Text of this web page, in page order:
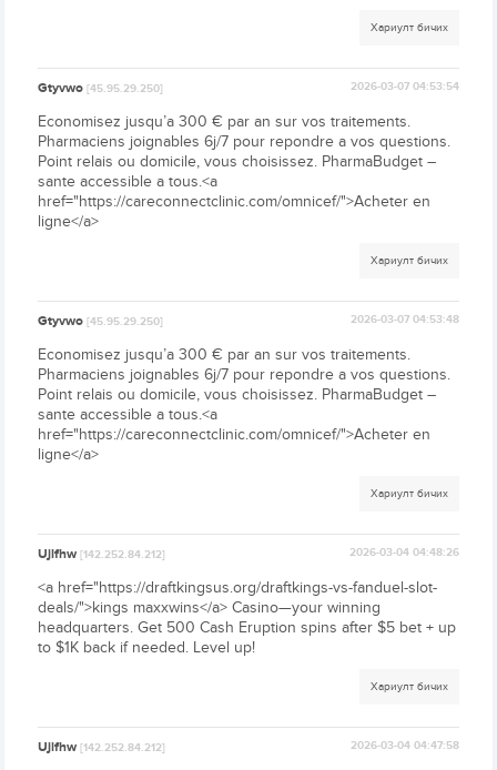
Хариулт бичих
Gtyvwo[45.95.29.250] 2026-03-07 04:53:54
Economisez jusqu’a 300 € par an sur vos traitements.
Pharmaciens joignables 6j/7 pour repondre a vos questions.
Point relais ou domicile, vous choisissez. PharmaBudget –
sante accessible a tous.<a
href="https://careconnectclinic.com/omnicef/">Acheter en
ligne</a>
Хариулт бичих
Gtyvwo[45.95.29.250] 2026-03-07 04:53:48
Economisez jusqu’a 300 € par an sur vos traitements.
Pharmaciens joignables 6j/7 pour repondre a vos questions.
Point relais ou domicile, vous choisissez. PharmaBudget –
sante accessible a tous.<a
href="https://careconnectclinic.com/omnicef/">Acheter en
ligne</a>
Хариулт бичих
Ujlfhw[142.252.84.212] 2026-03-04 04:48:26
<a href="https://draftkingsus.org/draftkings-vs-fanduel-slot-
deals/">kings maxxwins</a> Casino—your winning
headquarters. Get 500 Cash Eruption spins after $5 bet + up
to $1K back if needed. Level up!
Хариулт бичих
Ujlfhw[142.252.84.212] 2026-03-04 04:47:58